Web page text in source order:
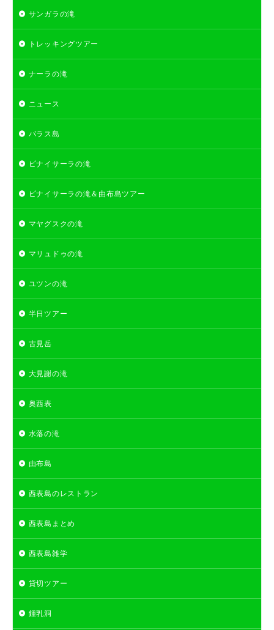
サンガラの滝
トレッキングツアー
ナーラの滝
ニュース
バラス島
ピナイサーラの滝
ピナイサーラの滝＆由布島ツアー
マヤグスクの滝
マリュドゥの滝
ユツンの滝
半日ツアー
古見岳
大見謝の滝
奥西表
水落の滝
由布島
西表島のレストラン
西表島まとめ
西表島雑学
貸切ツアー
鍾乳洞